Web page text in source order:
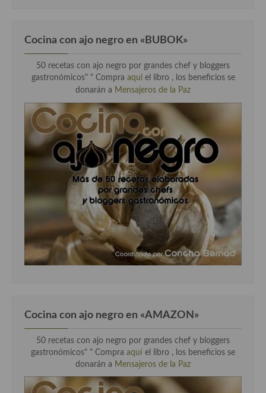
Cocina con ajo negro en «BUBOK»
50 recetas con ajo negro por grandes chef y bloggers
gastronómicos" " Compra aqui el libro , los beneficios se
donarán a Mensajeros de la Paz
Cocina con ajo negro en «AMAZON»
50 recetas con ajo negro por grandes chef y bloggers
gastronómicos" " Compra aquí el libro , los beneficios se
donarán a Mensajeros de la Paz